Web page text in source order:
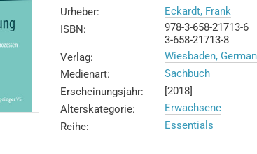
Urheber:
Eckardt, Frank
ISBN:
978-3-658-21713-6
3-658-21713-8
Verlag:
Wiesbaden,
Medienart:
Sachbuch
Erscheinungsjahr:
[2018]
Alterskategorie:
Erwachsene
Reihe: Essentials